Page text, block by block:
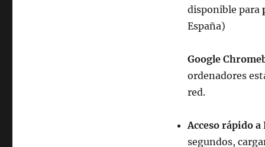
disponible para
España)
Google
ordenadores
red.
Acceso rápido
segundos,